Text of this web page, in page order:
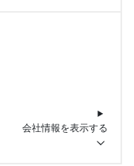
会社情報を表示する